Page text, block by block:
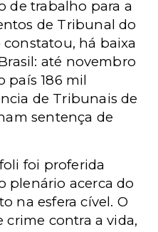
de trabalho para a
de Tribunal do
há baixa
até novembro
país 186 mil
de Tribunais de
sentença de
foi proferida
plenário acerca do
na esfera cível. O
crime contra a vida,